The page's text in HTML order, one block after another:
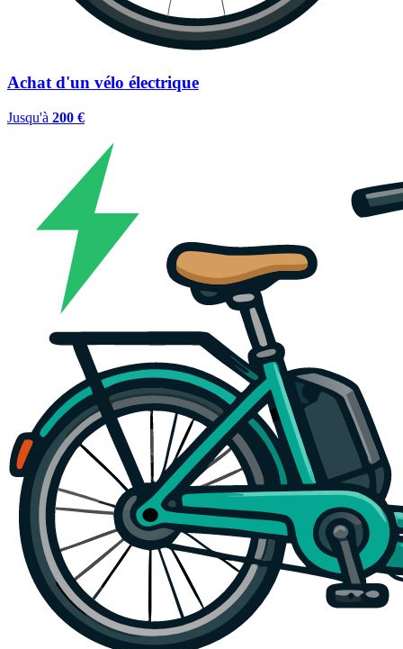
Achat d'un vélo électrique
Jusqu'à 200 €